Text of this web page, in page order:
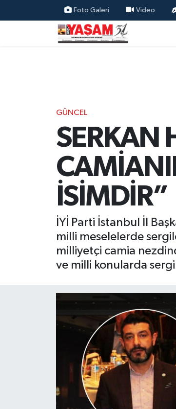
Foto Galeri Video
GÜNCEL
SERKAN
İSİMDİR”
İYİ Parti İstanbul İl
milli meselelerde
milliyetçi camia
ve milli konularda